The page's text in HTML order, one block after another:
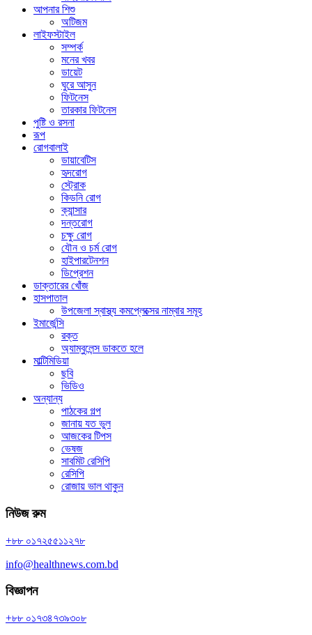
আপনার শিশু
অটিজম
লাইফস্টাইল
সম্পর্ক
মনের খবর
ডায়েট
ঘুরে আসুন
ফিটনেস
তারকার ফিটনেস
পুষ্টি ও রসনা
রূপ
রোগবালাই
ডায়াবেটিস
হৃদরোগ
স্ট্রোক
কিডনি রোগ
ক্যান্সার
দন্তরোগ
চক্ষু রোগ
যৌন ও চর্ম রোগ
হাইপারটেনশন
ডিপ্রেশন
ডাক্তারের খোঁজ
হাসপাতাল
উপজেলা স্বাস্থ্য কমপ্লেক্সের নাম্বার সমূহ
ইমার্জেন্সি
রক্ত
অ্যাম্বুলেন্স ডাকতে হলে
মাল্টিমিডিয়া
ছবি
ভিডিও
অন্যান্য
পাঠকের গল্প
জানায় যত ভুল
আজকের টিপস
ভেষজ
সাবমিট রেসিপি
রেসিপি
রোজায় ভাল থাকুন
নিউজ রুম
+৮৮ ০১৭২৫৫১১২৭৮
info@healthnews.com.bd
বিজ্ঞাপন
+৮৮ ০১৭৩৪৭৩৯৩০৮